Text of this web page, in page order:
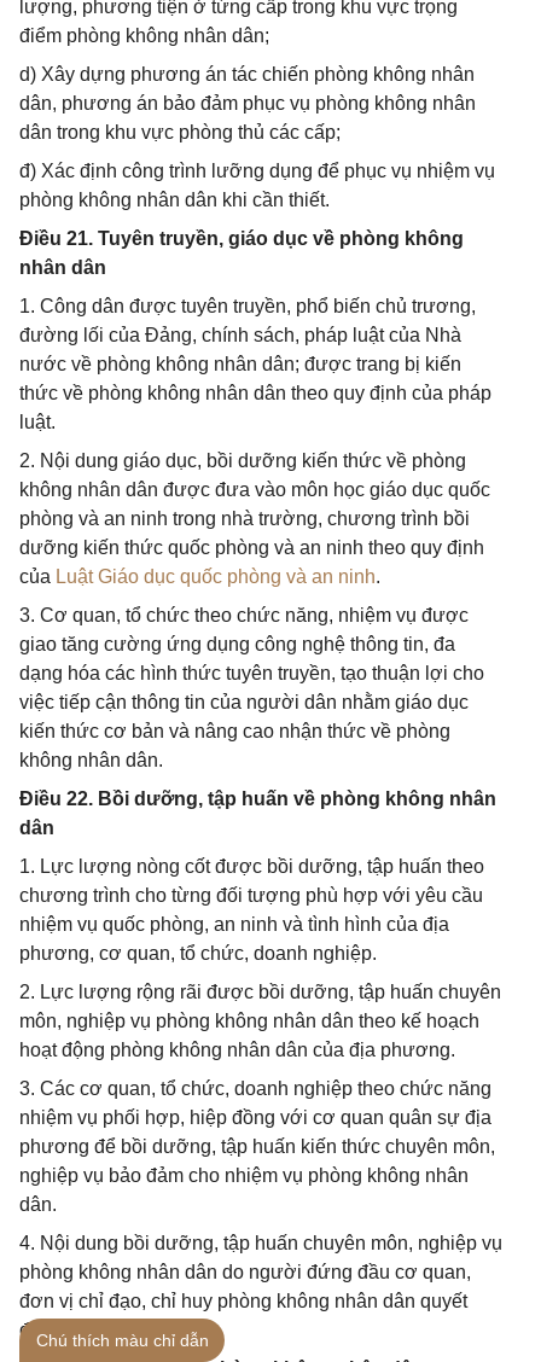
lượng, phương tiện ở từng cấp trong khu vực trọng
điểm phòng không nhân dân;
d) Xây dựng phương án tác chiến phòng không nhân
dân, phương án bảo đảm phục vụ phòng không nhân
dân trong khu vực phòng thủ các cấp;
đ) Xác định công trình lưỡng dụng để phục vụ nhiệm vụ
phòng không nhân dân khi cần thiết.
Điều 21. Tuyên truyền, giáo dục về phòng không
nhân dân
1. Công dân được tuyên truyền, phổ biến chủ trương,
đường lối của Đảng, chính sách, pháp luật của Nhà
nước về phòng không nhân dân; được trang bị kiến
thức về phòng không nhân dân theo quy định của pháp
luật.
2. Nội dung giáo dục, bồi dưỡng kiến thức về phòng
không nhân dân được đưa vào môn học giáo dục quốc
phòng và an ninh trong nhà trường, chương trình bồi
dưỡng kiến thức quốc phòng và an ninh theo quy định
của Luật Giáo dục quốc phòng và an ninh.
3. Cơ quan, tổ chức theo chức năng, nhiệm vụ được
giao tăng cường ứng dụng công nghệ thông tin, đa
dạng hóa các hình thức tuyên truyền, tạo thuận lợi cho
việc tiếp cận thông tin của người dân nhằm giáo dục
kiến thức cơ bản và nâng cao nhận thức về phòng
không nhân dân.
Điều 22. Bồi dưỡng, tập huấn về phòng không nhân
dân
1. Lực lượng nòng cốt được bồi dưỡng, tập huấn theo
chương trình cho từng đối tượng phù hợp với yêu cầu
nhiệm vụ quốc phòng, an ninh và tình hình của địa
phương, cơ quan, tổ chức, doanh nghiệp.
2. Lực lượng rộng rãi được bồi dưỡng, tập huấn chuyên
môn, nghiệp vụ phòng không nhân dân theo kế hoạch
hoạt động phòng không nhân dân của địa phương.
3. Các cơ quan, tổ chức, doanh nghiệp theo chức năng
nhiệm vụ phối hợp, hiệp đồng với cơ quan quân sự địa
phương để bồi dưỡng, tập huấn kiến thức chuyên môn,
nghiệp vụ bảo đảm cho nhiệm vụ phòng không nhân
dân.
4. Nội dung bồi dưỡng, tập huấn chuyên môn, nghiệp vụ
phòng không nhân dân do người đứng đầu cơ quan,
đơn vị chỉ đạo, chỉ huy phòng không nhân dân quyết
định.Chú thích màu chỉ dẫn